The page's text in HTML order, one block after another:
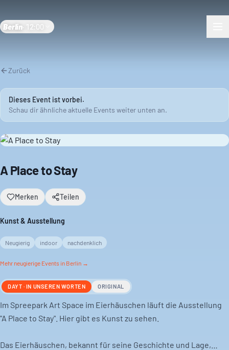
Berlin 12:00
Zurück
Dieses Event ist vorbei.
Schau dir ähnliche aktuelle Events weiter unten an.
A Place to Stay
Merken Teilen
Kunst & Ausstellung
Neugierig indoor nachdenklich
Mehr neugierige Events in Berlin →
DAYT · IN UNSEREN WORTEN ORIGINAL
Im Spreepark Art Space im Eierhäuschen läuft die Ausstellung
"A Place to Stay". Hier gibt es Kunst zu sehen.
Das Eierhäuschen, bekannt für seine Geschichte und Lage,